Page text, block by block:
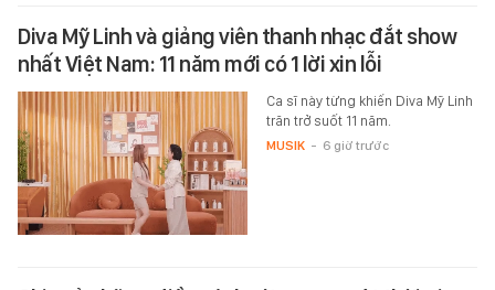
Diva Mỹ Linh và giảng viên thanh nhạc đắt show
nhất Việt Nam: 11 năm mới có 1 lời xin lỗi
Ca sĩ này từng khiến Diva Mỹ Linh
trăn trở suốt 11 năm.
MUSIK - 6 giờ trước